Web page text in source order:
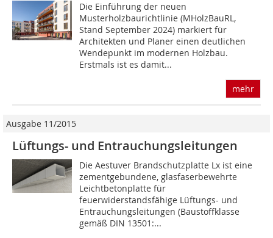
Die Einführung der neuen
Musterholzbaurichtlinie (MHolzBauRL,
Stand September 2024) markiert für
Architekten und Planer einen deutlichen
Wendepunkt im modernen Holzbau.
Erstmals ist es damit...
mehr
Ausgabe 11/2015
Lüftungs- und Entrauchungsleitungen
Die Aestuver Brandschutzplatte Lx ist eine
zementgebundene, glasfaserbewehrte
Leichtbetonplatte für
feuerwiderstandsfähige Lüftungs- und
Entrauchungsleitungen (Baustoffklasse
gemäß DIN 13501:...